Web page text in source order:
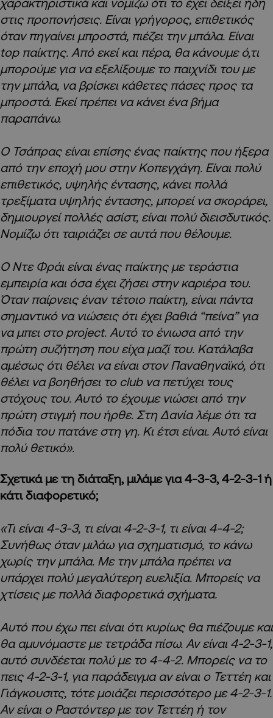
χαρακτηριστικά και νομίζω ότι το έχει δείξει ήδη
στις προπονήσεις. Είναι γρήγορος, επιθετικός
όταν πηγαίνει μπροστά, πιέζει την μπάλα. Είναι
top παίκτης. Από εκεί και πέρα, θα κάνουμε ό,τι
μπορούμε για να εξελίξουμε το παιχνίδι του με
την μπάλα, να βρίσκει κάθετες πάσες προς τα
μπροστά. Εκεί πρέπει να κάνει ένα βήμα
παραπάνω.
Ο Τσάπρας είναι επίσης ένας παίκτης που ήξερα
από την εποχή μου στην Κοπεγχάγη. Είναι πολύ
επιθετικός, υψηλής έντασης, κάνει πολλά
τρεξίματα υψηλής έντασης, μπορεί να σκοράρει,
δημιουργεί πολλές ασίστ, είναι πολύ διεισδυτικός.
Νομίζω ότι ταιριάζει σε αυτά που θέλουμε.
Ο Ντε Φράι είναι ένας παίκτης με τεράστια
εμπειρία και όσα έχει ζήσει στην καριέρα του.
Όταν παίρνεις έναν τέτοιο παίκτη, είναι πάντα
σημαντικό να νιώσεις ότι έχει βαθιά “πείνα” για
να μπει στο project. Αυτό το ένιωσα από την
πρώτη συζήτηση που είχα μαζί του. Κατάλαβα
αμέσως ότι θέλει να είναι στον Παναθηναϊκό, ότι
θέλει να βοηθήσει το club να πετύχει τους
στόχους του. Αυτό το έχουμε νιώσει από την
πρώτη στιγμή που ήρθε. Στη Δανία λέμε ότι τα
πόδια του πατάνε στη γη. Κι έτσι είναι. Αυτό είναι
πολύ θετικό».
Σχετικά με τη διάταξη, μιλάμε για 4-3-3, 4-2-3-1 ή
κάτι διαφορετικό;
«Τι είναι 4-3-3, τι είναι 4-2-3-1, τι είναι 4-4-2;
Συνήθως όταν μιλάω για σχηματισμό, το κάνω
χωρίς την μπάλα. Με την μπάλα πρέπει να
υπάρχει πολύ μεγαλύτερη ευελιξία. Μπορείς να
χτίσεις με πολλά διαφορετικά σχήματα.
Αυτό που έχω πει είναι ότι κυρίως θα πιέζουμε και
θα αμυνόμαστε με τετράδα πίσω. Αν είναι 4-2-3-1,
αυτό συνδέεται πολύ με το 4-4-2. Μπορείς να το
πεις 4-2-3-1, για παράδειγμα αν είναι ο Τεττέη και
Γιάγκουσιτς, τότε μοιάζει περισσότερο με 4-2-3-1.
Αν είναι ο Ραστόντερ με τον Τεττέη ή τον